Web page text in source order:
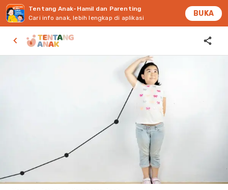
Tentang Anak-Hamil dan Parenting
Cari info anak, lebih lengkap di aplikasi
BUKA